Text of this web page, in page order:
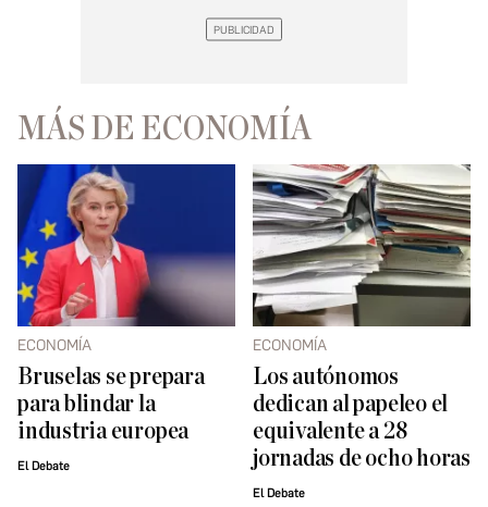
MÁS DE ECONOMÍA
ECONOMÍA
Bruselas se prepara
para blindar la
industria europea
El Debate
ECONOMÍA
Los autónomos
dedican al papeleo el
equivalente a 28
jornadas de ocho horas
El Debate